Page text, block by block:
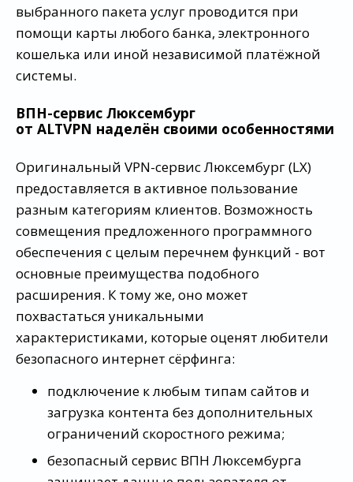
выбранного пакета услуг проводится при
помощи карты любого банка, электронного
кошелька или иной независимой платёжной
системы.
ВПН-сервис Люксембург
от ALTVPN наделён своими особенностями
Оригинальный VPN-сервис Люксембург (LX)
предоставляется в активное пользование
разным категориям клиентов. Возможность
совмещения предложенного программного
обеспечения с целым перечнем функций - вот
основные преимущества подобного
расширения. К тому же, оно может
похвастаться уникальными
характеристиками, которые оценят любители
безопасного интернет сёрфинга:
подключение к любым типам сайтов и
загрузка контента без дополнительных
ограничений скоростного режима;
безопасный сервис ВПН Люксембурга